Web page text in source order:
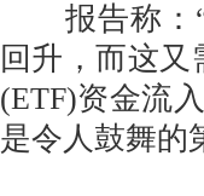
报告称：“
回升，而这
(ETF)资金流
是令人鼓舞的